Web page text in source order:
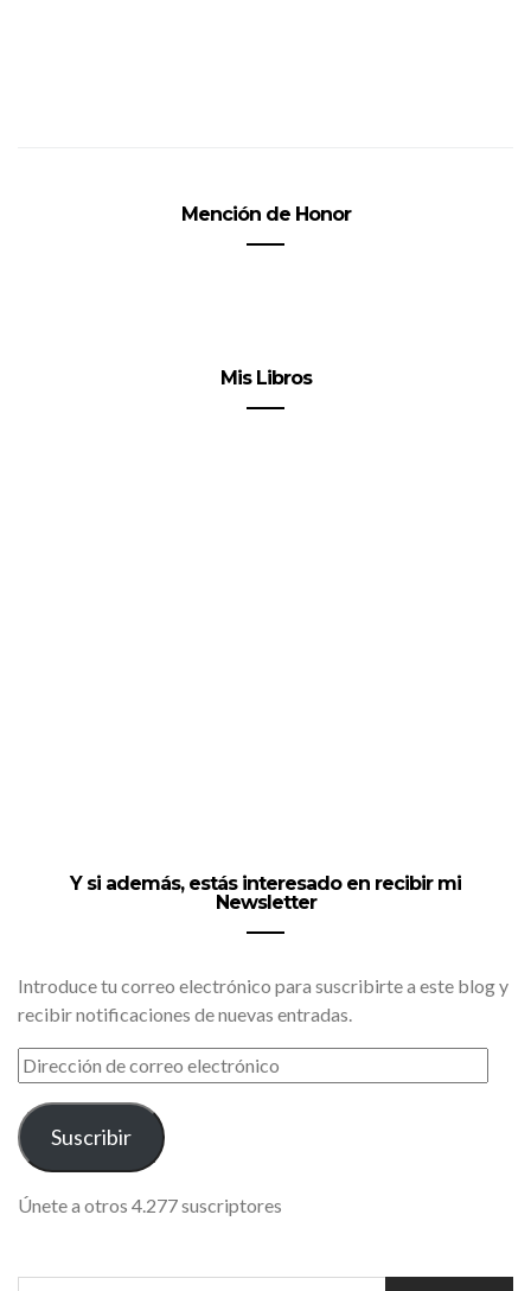
Mención de Honor
Mis Libros
Y si además, estás interesado en recibir mi
Newsletter
Introduce tu correo electrónico para suscribirte a este blog y
recibir notificaciones de nuevas entradas.
DIRECCIÓN
DE
CORREO
ELECTRÓNICO
Suscribir
Únete a otros 4.277 suscriptores